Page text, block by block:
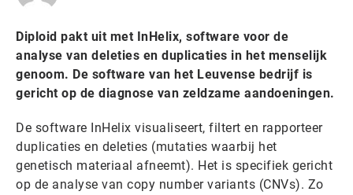
Diploid pakt uit met InHelix, software voor de
analyse van deleties en duplicaties in het menselijk
genoom. De software van het Leuvense bedrijf is
gericht op de diagnose van zeldzame aandoeningen.
De software InHelix visualiseert, filtert en rapporteer
duplicaties en deleties (mutaties waarbij het
genetisch materiaal afneemt). Het is specifiek gericht
op de analyse van copy number variants (CNVs). Zo